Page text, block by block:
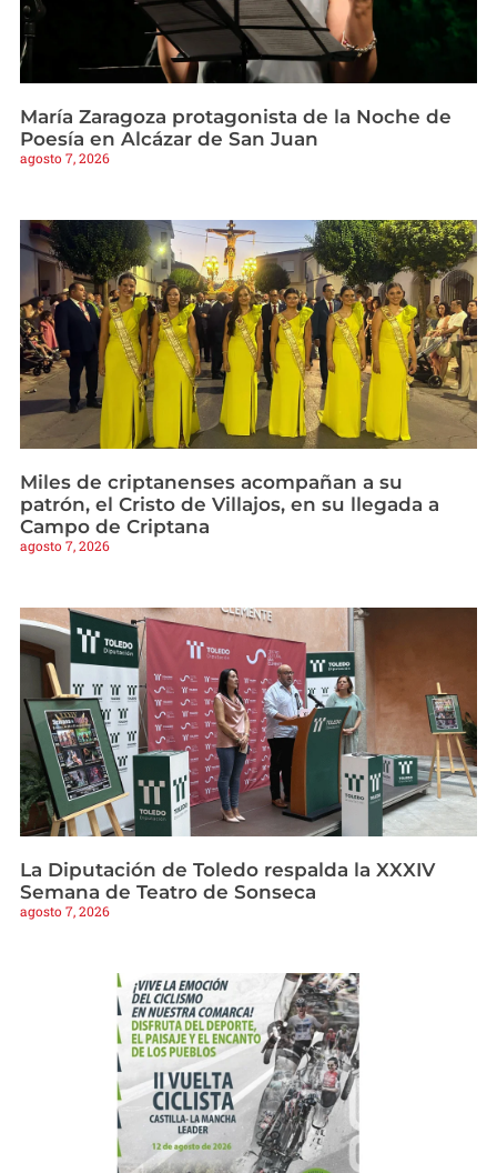
María Zaragoza protagonista de la Noche de
Poesía en Alcázar de San Juan
agosto 7, 2026
Miles de criptanenses acompañan a su
patrón, el Cristo de Villajos, en su llegada a
Campo de Criptana
agosto 7, 2026
La Diputación de Toledo respalda la XXXIV
Semana de Teatro de Sonseca
agosto 7, 2026